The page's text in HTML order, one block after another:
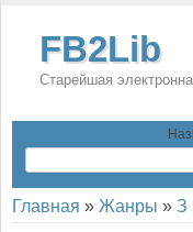
FB2Lib
Старейшая
Главная » Жанры » З